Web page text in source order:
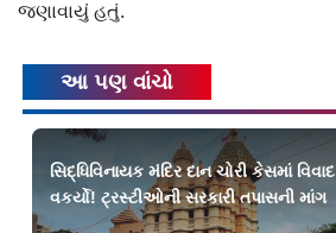
જણાવાયું હતું.
આ પણ વાંચો
સિદ્ધિવિનાયક મંદિર દાન ચોરી કેસમાં વિવાદ
વકર્યો! ટ્રસ્ટીઓની સરકારી તપાસની માંગ